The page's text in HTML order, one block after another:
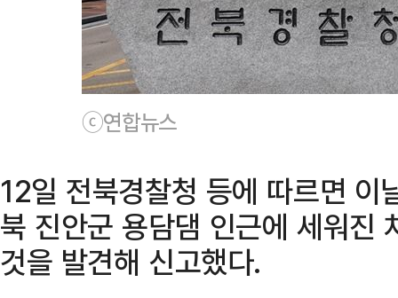
ⓒ연합뉴스
12일 전북경찰청 등에 따르면
북 진안군 용담댐 인근에 세워진
것을 발견해 신고했다.